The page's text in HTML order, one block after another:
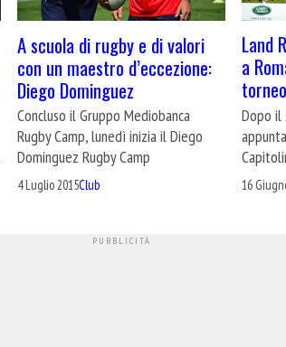
A scuola di rugby e di valori
con un maestro d’eccezione:
Diego Dominguez
Concluso il Gruppo Mediobanca
Rugby Camp, lunedì inizia il Diego
Dominguez Rugby Camp
4 Luglio 2015Club
Land
a
Dopo il
16